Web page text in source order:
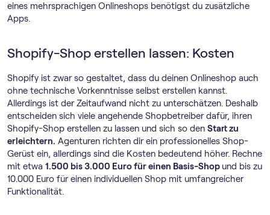
eines mehrsprachigen Onlineshops benötigst du zusätzliche
Apps.
Shopify-Shop erstellen lassen: Kosten
Shopify ist zwar so gestaltet, dass du deinen Onlineshop auch
ohne technische Vorkenntnisse selbst erstellen kannst.
Allerdings ist der Zeitaufwand nicht zu unterschätzen. Deshalb
entscheiden sich viele angehende Shopbetreiber dafür, ihren
Shopify-Shop erstellen zu lassen und sich so den Start zu
erleichtern. Agenturen richten dir ein professionelles Shop-
Gerüst ein, allerdings sind die Kosten bedeutend höher. Rechne
mit etwa 1.500 bis 3.000 Euro für einen Basis-Shop und bis zu
10.000 Euro für einen individuellen Shop mit umfangreicher
Funktionalität.